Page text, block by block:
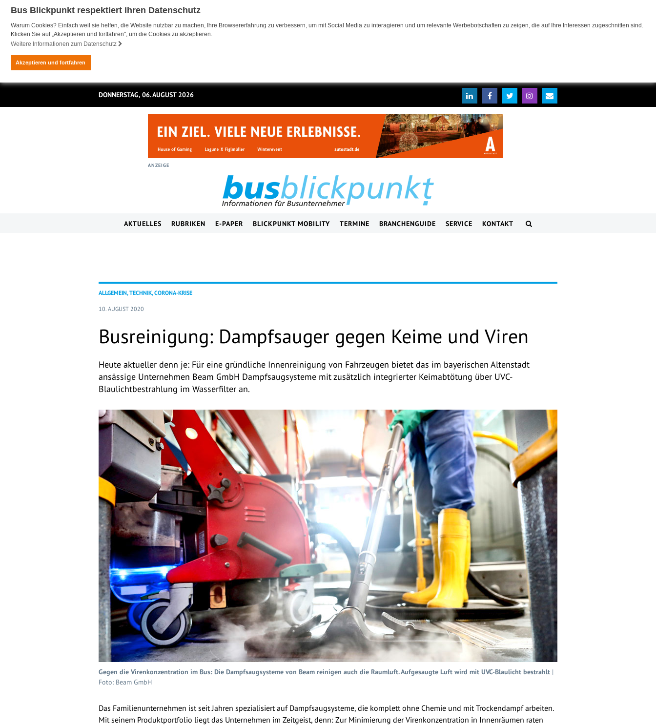
Bus Blickpunkt respektiert Ihren Datenschutz
Warum Cookies? Einfach weil sie helfen, die Website nutzbar zu machen, Ihre Browsererfahrung zu verbessern, um mit Social Media zu interagieren und um relevante Werbebotschaften zu zeigen, die auf Ihre Interessen zugeschnitten sind.
Klicken Sie auf „Akzeptieren und fortfahren", um die Cookies zu akzeptieren.
Weitere Informationen zum Datenschutz
Akzeptieren und fortfahren
DONNERSTAG, 06. AUGUST 2026
ANZEIGE
AKTUELLES RUBRIKEN E-PAPER BLICKPUNKT MOBILITY TERMINE BRANCHENGUIDE SERVICE KONTAKT
ALLGEMEIN, TECHNIK, CORONA-KRISE
10. AUGUST 2020
Busreinigung: Dampfsauger gegen Keime und Viren
Heute aktueller denn je: Für eine gründliche Innenreinigung von Fahrzeugen bietet das im bayerischen Altenstadt
ansässige Unternehmen Beam GmbH Dampfsaugsysteme mit zusätzlich integrierter Keimabtötung über UVC-
Blaulichtbestrahlung im Wasserfilter an.
Gegen die Virenkonzentration im Bus: Die Dampfsaugsysteme von Beam reinigen auch die Raumluft. Aufgesaugte Luft wird mit UVC-Blaulicht bestrahlt |
Foto: Beam GmbH
Das Familienunternehmen ist seit Jahren spezialisiert auf Dampfsaugsysteme, die komplett ohne Chemie und mit Trockendampf arbeiten.
Mit seinem Produktportfolio liegt das Unternehmen im Zeitgeist, denn: Zur Minimierung der Virenkonzentration in Innenräumen raten